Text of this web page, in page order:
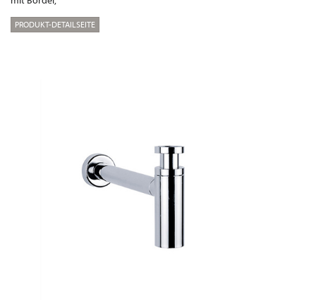
PRODUKT-DETAILSEITE